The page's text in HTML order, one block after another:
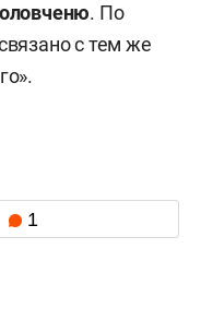
. По
с тем же
1